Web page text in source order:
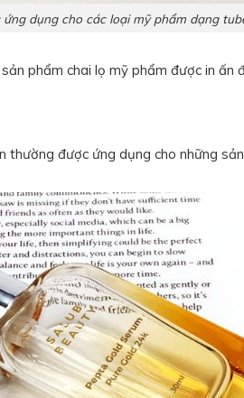
dụng cho các loại mỹ phẩm dạng
phẩm chai lọ mỹ phẩm được in ấn
thường được ứng dụng cho những